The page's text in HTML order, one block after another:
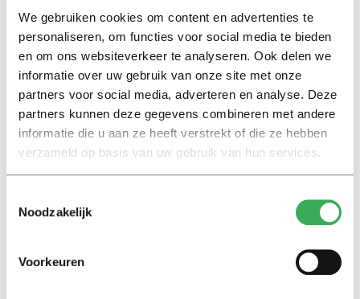
We gebruiken cookies om content en advertenties te
personaliseren, om functies voor social media te bieden
en om ons websiteverkeer te analyseren. Ook delen we
informatie over uw gebruik van onze site met onze
partners voor social media, adverteren en analyse. Deze
partners kunnen deze gegevens combineren met andere
informatie die u aan ze heeft verstrekt of die ze hebben
verzameld op basis van uw gebruik van hun services.
Noodzakelijk
Voorkeuren
universiteiten in 2003 slechts 4.859 buitenlandse
wetenschappers in dienst. In 2015 lag dat aantal op
10.602 wetenschappers; ongeveer twintig procent van
het totaal.
Van al die buitenlandse wetenschappers komen er 1685
uit Duitsland, wat daarmee hofleverancier is. Ook zijn er
opvallend veel Italianen: 928. Een groep die hard groeit,
zijn de Chinezen. In 2003 waren er 249 Chinese
wetenschappers in Nederlandse dienst, dat aantal ligt in
2015 op 761.